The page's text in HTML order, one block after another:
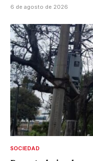
6 de agosto de 2026
SOCIEDAD